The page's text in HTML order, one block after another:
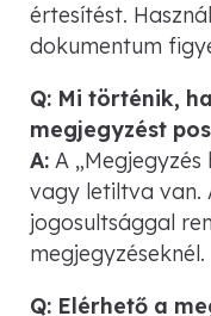
értesítést.
dokumentum
Q: Mi történik,
megjegyzést
A: A
vagy letiltva van.
jogosultsággal
megjegyzéseknél.
Q: Elérhető a